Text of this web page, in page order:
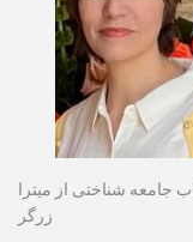
جامعه شناختی از میترا
زرگر